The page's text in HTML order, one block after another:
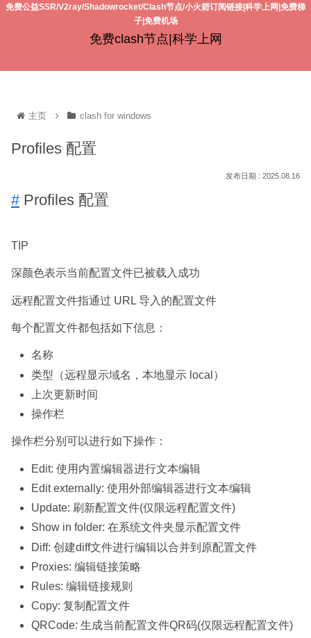
免费公益SSR/V2ray/Shadowrocket/Clash节点/小火箭订阅链接|科学上网|免费梯
子|免费机场
免费clash节点|科学上网
主页 clash for windows
Profiles 配置
2025.08.16
#Profiles 配置
TIP
深颜色表示当前配置文件已被载入成功
远程配置文件指通过 URL 导入的配置文件
每个配置文件都包括如下信息：
名称
类型（远程显示域名，本地显示 local）
上次更新时间
操作栏
操作栏分别可以进行如下操作：
Edit: 使用内置编辑器进行文本编辑
Edit externally: 使用外部编辑器进行文本编辑
Update: 刷新配置文件(仅限远程配置文件)
Show in folder: 在系统文件夹显示配置文件
Diff: 创建diff文件进行编辑以合并到原配置文件
Proxies: 编辑链接策略
Rules: 编辑链接规则
Copy: 复制配置文件
QRCode: 生成当前配置文件QR码(仅限远程配置文件)